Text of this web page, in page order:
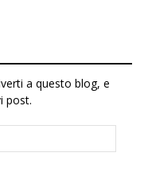
a questo blog, e
post.